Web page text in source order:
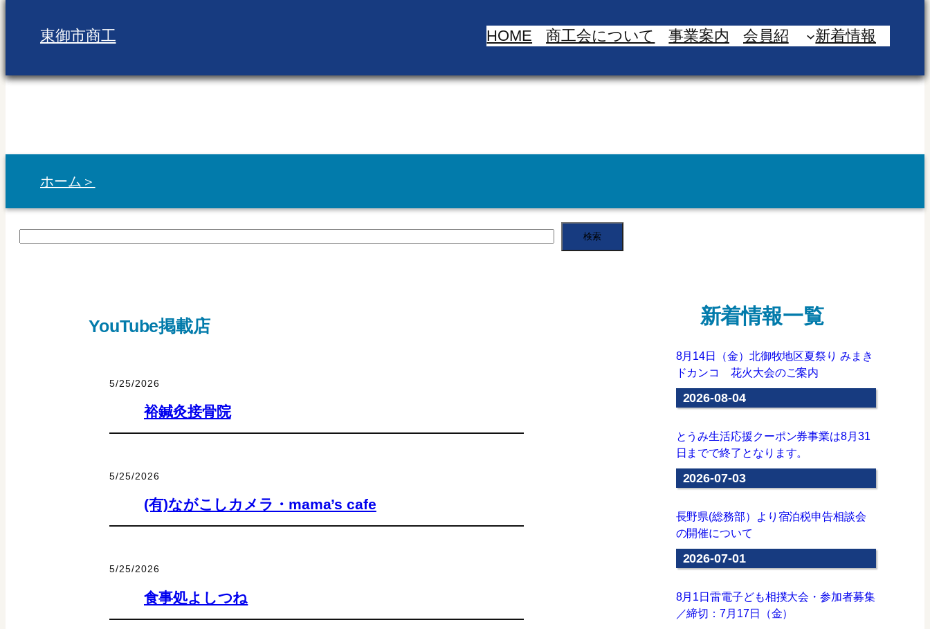
東御市商工 HOME 商工会について 事業案内 会員紹 新着情報
ホーム＞
検索
YouTube掲載店
5/25/2026
裕鍼灸接骨院
5/25/2026
(有)ながこしカメラ・mama’s cafe
5/25/2026
食事処よしつね
新着情報一覧
8月14日（金）北御牧地区夏祭り みまき
ドカンコ 花火大会のご案内
2026-08-04
とうみ生活応援クーポン券事業は8月31
日までで終了となります。
2026-07-03
長野県(総務部）より宿泊税申告相談会
の開催について
2026-07-01
8月1日雷電子ども相撲大会・参加者募集
／締切：7月17日（金）